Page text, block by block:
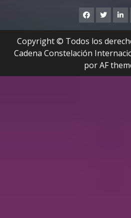
Facebook
Twitter
Copyright © Todos los
Cadena Constelación
por AF